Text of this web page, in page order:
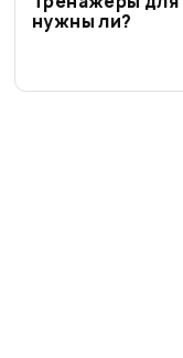
нужны ли?